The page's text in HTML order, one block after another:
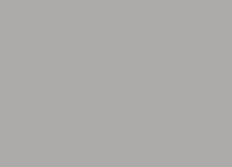
τα cookies είναι
Απολύτως
Η συγκεκριμένη